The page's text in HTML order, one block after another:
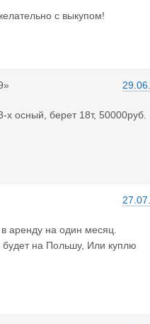
с выкупом!
х осный, берет 18т, 50000руб.
аренду на один месяц.
будет на Польшу, Или куплю